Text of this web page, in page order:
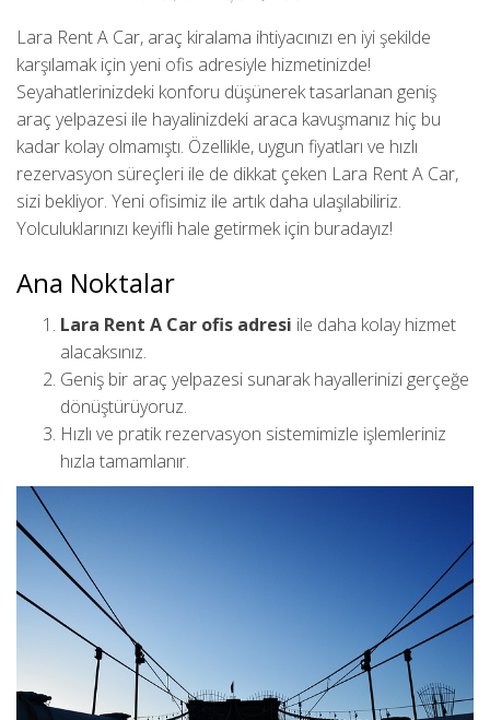
Lara Rent A Car, araç kiralama ihtiyacınızı en iyi şekilde
karşılamak için yeni ofis adresiyle hizmetinizde!
Seyahatlerinizdeki konforu düşünerek tasarlanan geniş
araç yelpazesi ile hayalinizdeki araca kavuşmanız hiç bu
kadar kolay olmamıştı. Özellikle, uygun fiyatları ve hızlı
rezervasyon süreçleri ile de dikkat çeken Lara Rent A Car,
sizi bekliyor. Yeni ofisimiz ile artık daha ulaşılabiliriz.
Yolculuklarınızı keyifli hale getirmek için buradayız!
Ana Noktalar
Lara Rent A Car ofis adresi ile daha kolay hizmet
alacaksınız.
Geniş bir araç yelpazesi sunarak hayallerinizi gerçeğe
dönüştürüyoruz.
Hızlı ve pratik rezervasyon sistemimizle işlemleriniz
hızla tamamlanır.